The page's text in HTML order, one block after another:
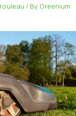
/ By Greenium